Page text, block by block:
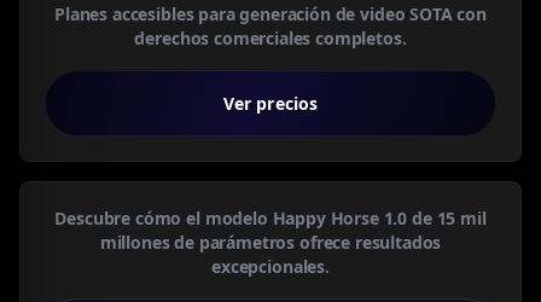
Planes accesibles para generación de video SOTA con
derechos comerciales completos.
Ver precios
Descubre cómo el modelo Happy Horse 1.0 de 15 mil
millones de parámetros ofrece resultados
excepcionales.